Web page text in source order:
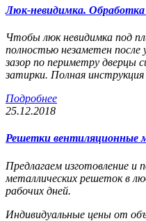
Люк-невидимка.
Чтобы люк невидимка под
полностью незаметен
зазор по периметру дверцы
затирки. Полная инструкция
Подробнее
25.12.2018
Решетки вентиляционные
Предлагаем изготовление и
металлических решеток в
рабочих дней.
Индивидуальные цены от